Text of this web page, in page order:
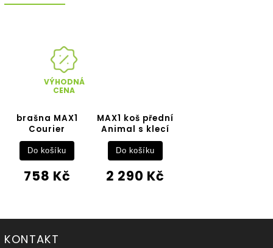
VÝHODNÁ
CENA
brašna MAX1
Courier
758 Kč
Do košíku
MAX1 koš přední
Animal s klecí
2 290 Kč
Do košíku
KONTAKT